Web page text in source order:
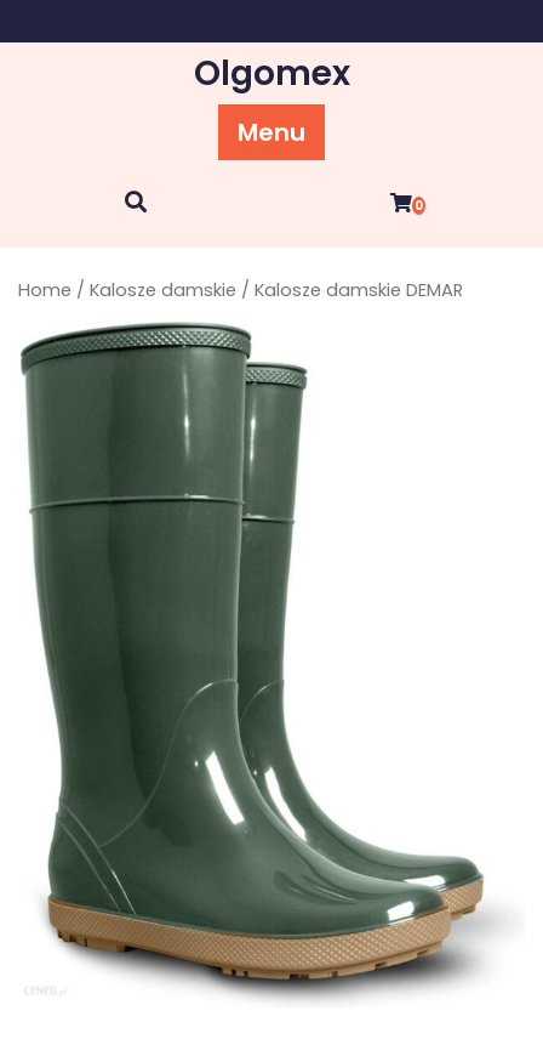
to
Olgomex
Menu
0
Home / Kalosze damskie / Kalosze damskie DEMAR